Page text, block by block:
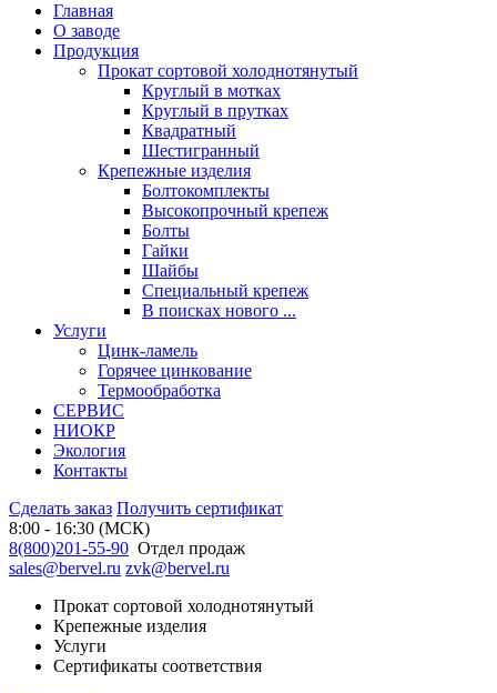
Главная
О заводе
Продукция
Прокат сортовой холоднотянутый
Круглый в мотках
Круглый в прутках
Квадратный
Шестигранный
Крепежные изделия
Болтокомплекты
Высокопрочный крепеж
Болты
Гайки
Шайбы
Специальный крепеж
В поисках нового ...
Услуги
Цинк-ламель
Горячее цинкование
Термообработка
СЕРВИС
НИОКР
Экология
Контакты
Сделать заказ Получить сертификат
8:00 - 16:30 (МСК)
8(800)201-55-90 Отдел продаж
sales@bervel.ru zvk@bervel.ru
Прокат сортовой холоднотянутый
Крепежные изделия
Услуги
Сертификаты соответствия